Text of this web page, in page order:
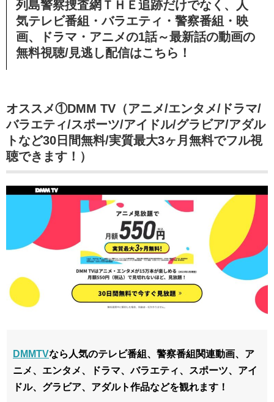
列島警察捜査網ＴＨＥ追跡だけでなく、人
気テレビ番組・バラエティ・警察番組・映
画、ドラマ・アニメの1話～最新話の動画の
無料視聴/見逃し配信はこちら！
オススメ①DMM TV（アニメ/エンタメ/ドラマ/
バラエティ/スポーツ/アイドル/グラビア/アダル
トなど30日間無料/実質最大3ヶ月無料でフル視
聴できます！）
DMMTVなら人気のテレビ番組、警察番組関連動画、ア
ニメ、エンタメ、ドラマ、バラエティ、スポーツ、アイ
ドル、グラビア、アダルト作品などを観れます！